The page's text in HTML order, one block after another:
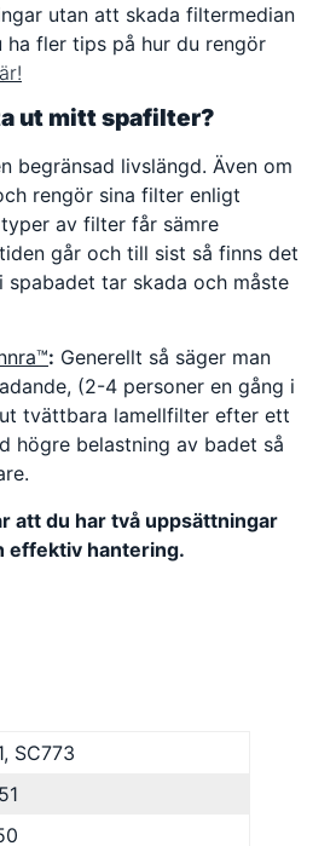
utan att skada filtermedian
ha fler tips på hur du rengör
ut mitt spafilter?
begränsad livslängd. Även om
rengör sina filter enligt
av filter får sämre
går och till sist så finns det
spabadet tar skada och måste
: Generellt så säger man
(2-4 personer en gång i
tvättbara lamellfilter efter ett
högre belastning av badet så
att du har två uppsättningar
effektiv hantering.
SC773